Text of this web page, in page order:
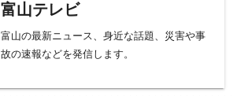
富山テレビ
富山の最新ニュース、身近な話題、災害や事
故の速報などを発信します。